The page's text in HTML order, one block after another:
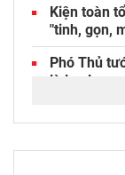
Kiện toàn
"tinh, gọn,
Phó Thủ
là lực
Phát huy
gắn với